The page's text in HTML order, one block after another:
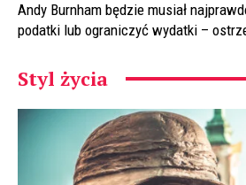
Andy Burnham będzie musiał
podatki lub ograniczyć wydatki –
Styl życia